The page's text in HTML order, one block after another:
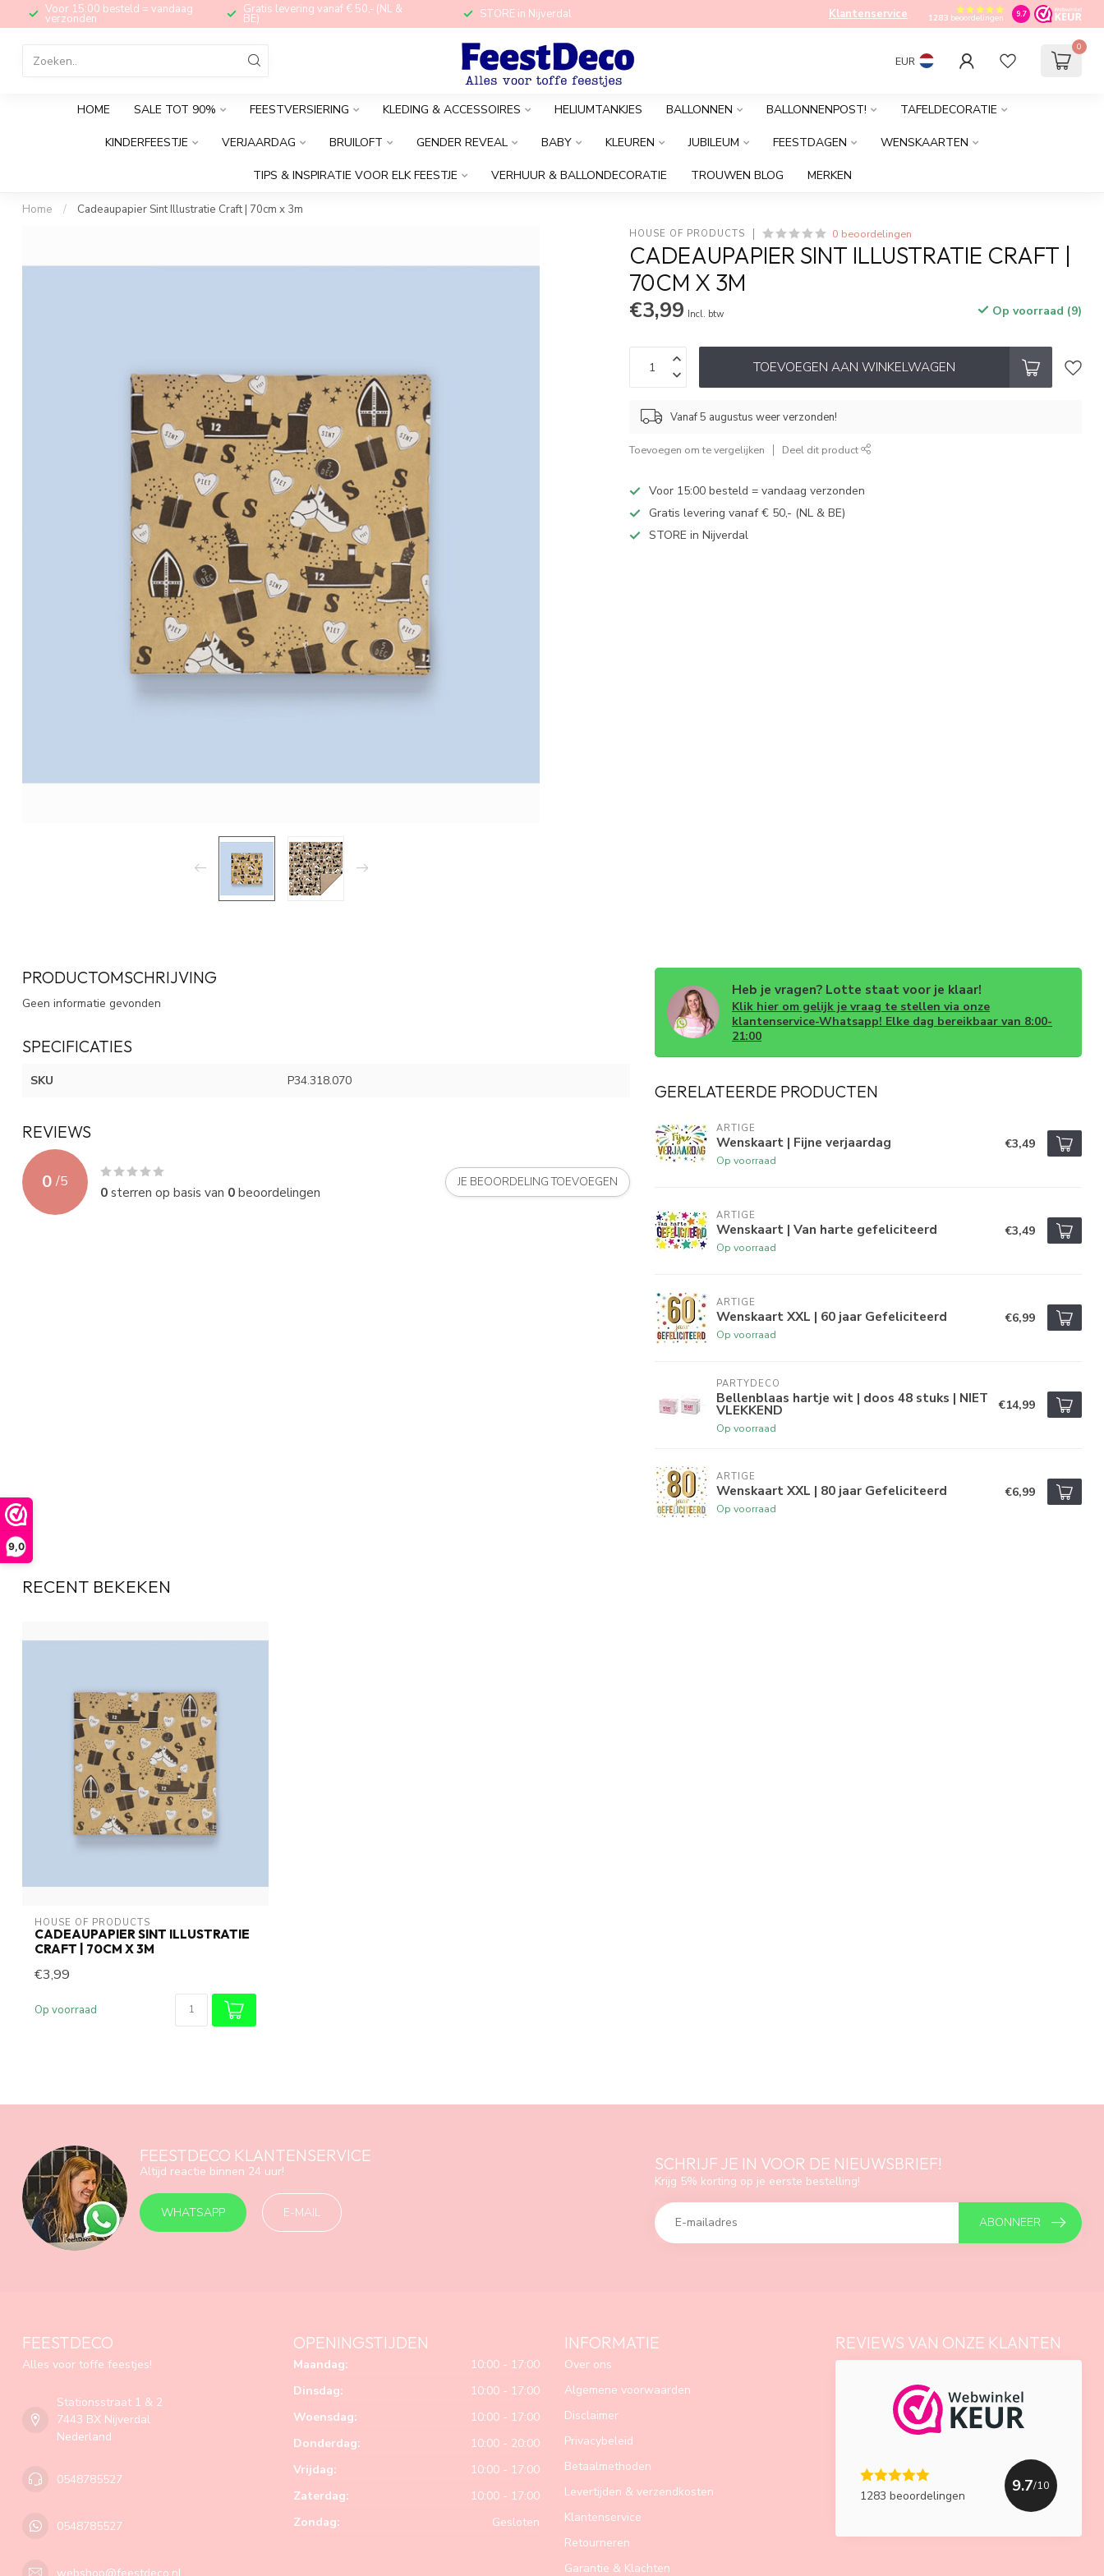
9,0
Voor 15:00 besteld = vandaag
verzonden
Gratis levering vanaf € 50,- (NL &
BE) STORE in Nijverdal Klantenservice 1283beoordelingen 9.7
EUR
0
HOME SALE TOT 90% FEESTVERSIERING KLEDING & ACCESSOIRES HELIUMTANKJES BALLONNEN BALLONNENPOST! TAFELDECORATIE
KINDERFEESTJE VERJAARDAG BRUILOFT GENDER REVEAL BABY KLEUREN JUBILEUM FEESTDAGEN WENSKAARTEN
TIPS & INSPIRATIE VOOR ELK FEESTJE VERHUUR & BALLONDECORATIE TROUWEN BLOG MERKEN
Home / Cadeaupapier Sint Illustratie Craft | 70cm x 3m
HOUSE OF PRODUCTS 0 beoordelingen
CADEAUPAPIER SINT ILLUSTRATIE CRAFT |
70CM X 3M
€3,99 Incl. btw Op voorraad (9)
TOEVOEGEN AAN WINKELWAGEN
Vanaf 5 augustus weer verzonden!
Toevoegen om te vergelijken Deel dit product
Voor 15:00 besteld = vandaag verzonden
Gratis levering vanaf € 50,- (NL & BE)
STORE in Nijverdal
PRODUCTOMSCHRIJVING
Geen informatie gevonden
SPECIFICATIES
SKU P34.318.070
REVIEWS
0 /5
0sterren op basis van 0beoordelingen
JE BEOORDELING TOEVOEGEN
Heb je vragen? Lotte staat voor je klaar!
Klik hier om gelijk je vraag te stellen via onze
klantenservice-Whatsapp! Elke dag bereikbaar van 8:00-
21:00
GERELATEERDE PRODUCTEN
ARTIGE
Wenskaart | Fijne verjaardag
Op voorraad
€3,49
ARTIGE
Wenskaart | Van harte gefeliciteerd
Op voorraad
€3,49
ARTIGE
Wenskaart XXL | 60 jaar Gefeliciteerd
Op voorraad
€6,99
PARTYDECO
Bellenblaas hartje wit | doos 48 stuks | NIET
VLEKKEND
Op voorraad
€14,99
ARTIGE
Wenskaart XXL | 80 jaar Gefeliciteerd
Op voorraad
€6,99
RECENT BEKEKEN
HOUSE OF PRODUCTS
CADEAUPAPIER SINT ILLUSTRATIE
CRAFT | 70CM X 3M
€3,99
Op voorraad
FEESTDECO KLANTENSERVICE
Altijd reactie binnen 24 uur!
WHATSAPP E-MAIL
SCHRIJF JE IN VOOR DE NIEUWSBRIEF!
Krijg 5% korting op je eerste bestelling!
ABONNEER
FEESTDECO
Alles voor toffe feestjes!
Stationsstraat 1 & 2
7443 BX Nijverdal
Nederland
0548785527
0548785527
webshop@feestdeco.nl
OPENINGSTIJDEN
Maandag:
10:00 - 17:00
Dinsdag:
10:00 - 17:00
Woensdag:
10:00 - 17:00
Donderdag:
10:00 - 20:00
Vrijdag:
10:00 - 17:00
Zaterdag:
10:00 - 17:00
Zondag:
Gesloten
INFORMATIE
Over ons
Algemene voorwaarden
Disclaimer
Privacybeleid
Betaalmethoden
Levertijden & verzendkosten
Klantenservice
Retourneren
Garantie & Klachten
REVIEWS VAN ONZE KLANTEN
1283 beoordelingen
9.7/10